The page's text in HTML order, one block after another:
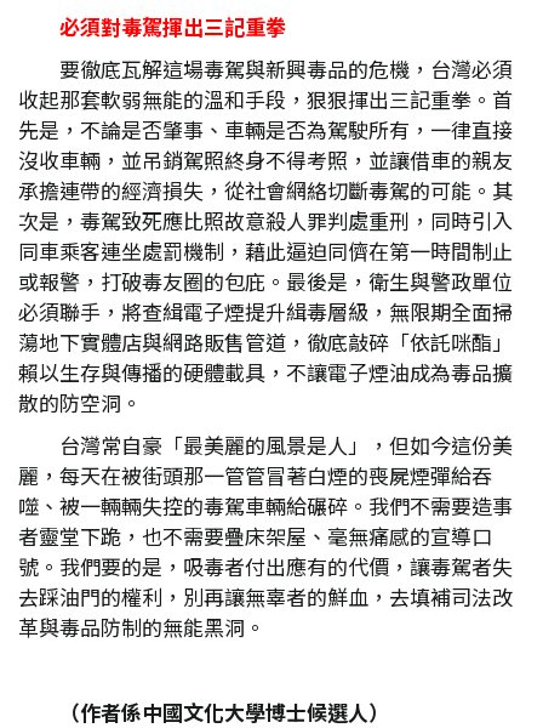
必須對毒駕揮出三記重拳
要徹底瓦解這場毒駕與新興毒品的危機，台灣必須
收起那套軟弱無能的溫和手段，狠狠揮出三記重拳。首
先是，不論是否肇事、車輛是否為駕駛所有，一律直接
沒收車輛，並吊銷駕照終身不得考照，並讓借車的親友
承擔連帶的經濟損失，從社會網絡切斷毒駕的可能。其
次是，毒駕致死應比照故意殺人罪判處重刑，同時引入
同車乘客連坐處罰機制，藉此逼迫同儕在第一時間制止
或報警，打破毒友圈的包庇。最後是，衛生與警政單位
必須聯手，將查緝電子煙提升緝毒層級，無限期全面掃
蕩地下實體店與網路販售管道，徹底敲碎「依託咪酯」
賴以生存與傳播的硬體載具，不讓電子煙油成為毒品擴
散的防空洞。
台灣常自豪「最美麗的風景是人」，但如今這份美
麗，每天在被街頭那一管管冒著白煙的喪屍煙彈給吞
噬、被一輛輛失控的毒駕車輛給碾碎。我們不需要造事
者靈堂下跪，也不需要疊床架屋、毫無痛感的宣導口
號。我們要的是，吸毒者付出應有的代價，讓毒駕者失
去踩油門的權利，別再讓無辜者的鮮血，去填補司法改
革與毒品防制的無能黑洞。
（作者係中國文化大學博士候選人）